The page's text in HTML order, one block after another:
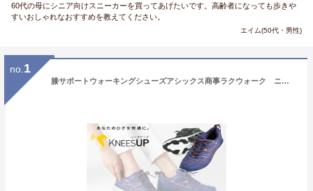
60代の母にシニア向けスニーカーを買ってあげたいです。高齢者になっても歩きや
すいおしゃれなおすすめを教えてください。
エイム(50代・男性)
no. 1
膝サポートウォーキングシューズアシックス商事ラクウォーク ニーズアップ RL-9004膝サポート 婦人 2E アシックス商事 シニアウォーキングシューズ 膝痛い 運動靴【楽ギフ_包装】敬老の日 長寿祝いメーカー取り寄せ品 交換返品不可商品です。